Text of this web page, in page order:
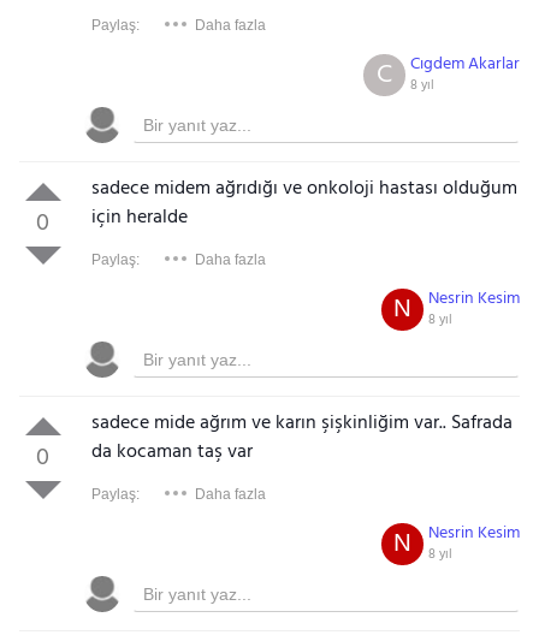
Paylaş: Daha fazla
Cıgdem Akarlar
8 yıl
C
0
sadece midem ağrıdığı ve onkoloji hastası olduğum
için heralde
Paylaş: Daha fazla
Nesrin Kesim
8 yıl
N
0
sadece mide ağrım ve karın şişkinliğim var.. Safrada
da kocaman taş var
Paylaş: Daha fazla
Nesrin Kesim
8 yıl
N